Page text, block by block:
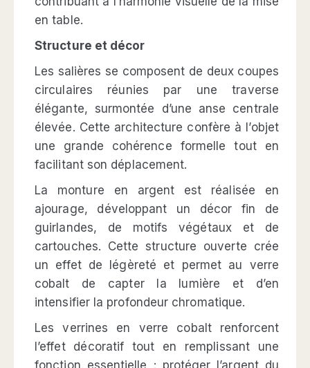
en table.
Structure et décor
Les salières se composent de deux coupes
circulaires réunies par une traverse
élégante, surmontée d’une anse centrale
élevée. Cette architecture confère à l’objet
une grande cohérence formelle tout en
facilitant son déplacement.
La monture en argent est réalisée en
ajourage, développant un décor fin de
guirlandes, de motifs végétaux et de
cartouches. Cette structure ouverte crée
un effet de légèreté et permet au verre
cobalt de capter la lumière et d’en
intensifier la profondeur chromatique.
Les verrines en verre cobalt renforcent
l’effet décoratif tout en remplissant une
fonction essentielle : protéger l’argent du